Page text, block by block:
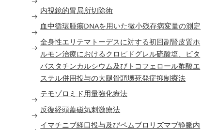
内視鏡的胃局所切除術
血中循環腫瘍DNAを用いた微小残存病変量の測定
全身性エリテマトーデスに対する初回副腎皮質ホ
ルモン治療におけるクロピドグレル硫酸塩、ピタ
バスタチンカルシウム及びトコフェロール酢酸エ
ステル併用投与の大腿骨頭壊死発症抑制療法
テモゾロミド用量強化療法
反復経頭蓋磁気刺激療法
イマチニブ経口投与及びペムブロリズマブ静脈内